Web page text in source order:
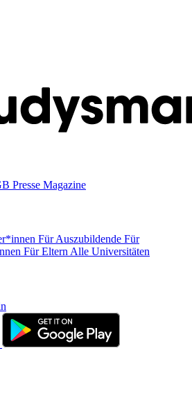
Presse Magazine
Für Auszubildende Für
Für Eltern Alle Universitäten